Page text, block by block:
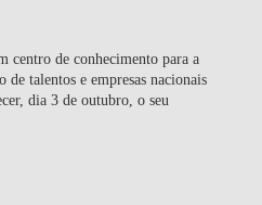
centro de conhecimento para a
de talentos e empresas nacionais
dia 3 de outubro, o seu